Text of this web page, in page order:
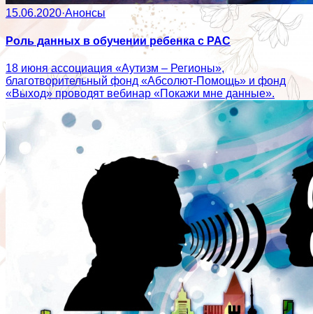
15.06.2020·Анонсы
Роль данных в обучении ребенка с РАС
18 июня ассоциация «Аутизм – Регионы»,
благотворительный фонд «Абсолют-Помощь» и фонд
«Выход» проводят вебинар «Покажи мне данные».